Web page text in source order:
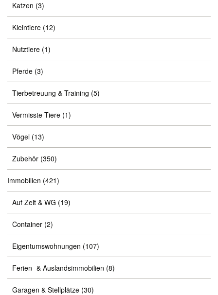
Katzen (3)
Kleintiere (12)
Nutztiere (1)
Pferde (3)
Tierbetreuung & Training (5)
Vermisste Tiere (1)
Vögel (13)
Zubehör (350)
Immobilien (421)
Auf Zeit & WG (19)
Container (2)
Eigentumswohnungen (107)
Ferien- & Auslandsimmobilien (8)
Garagen & Stellplätze (30)